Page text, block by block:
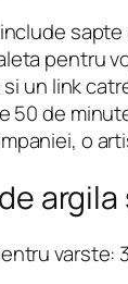
pentru
un link
50 de
o
varste: 3